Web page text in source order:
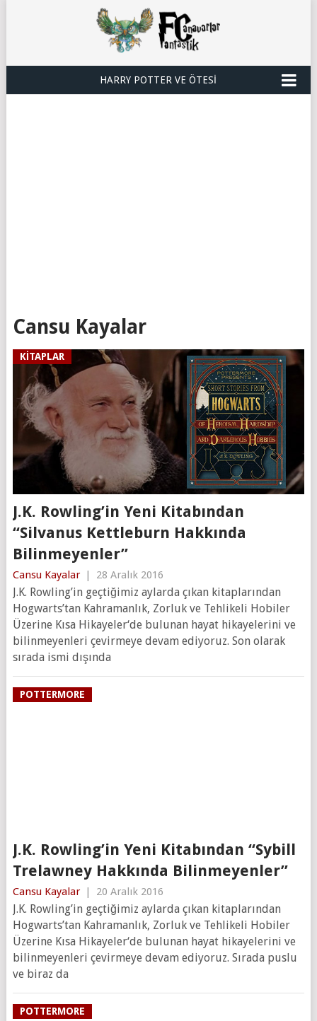
HARRY POTTER VE ÖTESI
Cansu Kayalar
KITAPLAR
J.K. Rowling’in Yeni Kitabından
“Silvanus Kettleburn Hakkında
Bilinmeyenler”
Cansu Kayalar | 28 Aralık 2016
J.K. Rowling’in geçtiğimiz aylarda çıkan kitaplarından
Hogwarts’tan Kahramanlık, Zorluk ve Tehlikeli Hobiler
Üzerine Kısa Hikayeler‘de bulunan hayat hikayelerini ve
bilinmeyenleri çevirmeye devam ediyoruz. Son olarak
sırada ismi dışında
POTTERMORE
J.K. Rowling’in Yeni Kitabından “Sybill
Trelawney Hakkında Bilinmeyenler”
Cansu Kayalar | 20 Aralık 2016
J.K. Rowling’in geçtiğimiz aylarda çıkan kitaplarından
Hogwarts’tan Kahramanlık, Zorluk ve Tehlikeli Hobiler
Üzerine Kısa Hikayeler‘de bulunan hayat hikayelerini ve
bilinmeyenleri çevirmeye devam ediyoruz. Sırada puslu
ve biraz da
POTTERMORE